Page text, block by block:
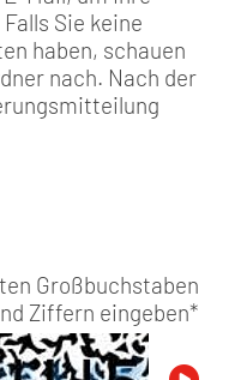
Sie keine
haben, schauen
nach. Nach der
Großbuchstaben
Ziffern eingeben*